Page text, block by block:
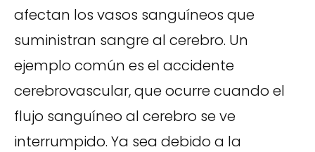
afectan los vasos sanguíneos que
suministran sangre al cerebro. Un
ejemplo común es el accidente
cerebrovascular, que ocurre cuando el
flujo sanguíneo al cerebro se ve
interrumpido. Ya sea debido a la